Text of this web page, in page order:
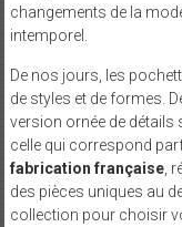
changements de la
intemporel.
De nos jours, les
de styles et de formes.
version ornée de
celle qui correspond
fabrication française,
des pièces uniques au
collection pour choisir